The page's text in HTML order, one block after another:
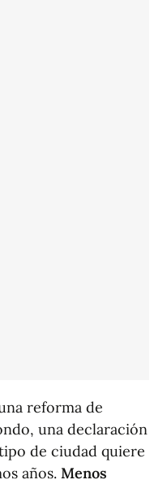
reforma de
una declaración
de ciudad quiere
años. Menos